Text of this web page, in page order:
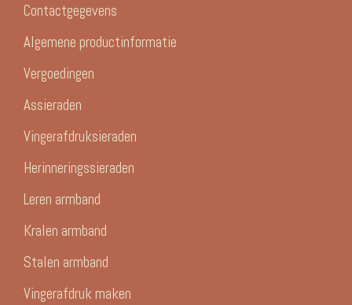
Contactgegevens
Algemene productinformatie
Vergoedingen
Assieraden
Vingerafdruksieraden
Herinneringssieraden
Leren armband
Kralen armband
Stalen armband
Vingerafdruk maken